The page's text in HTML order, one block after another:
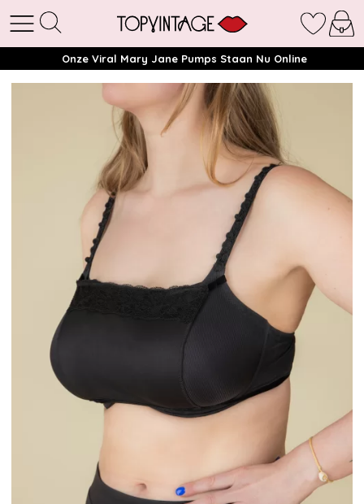
Onze Viral Mary Jane Pumps Staan Nu Online